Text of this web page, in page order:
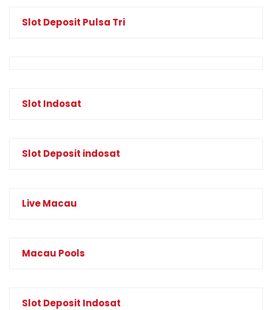
Slot Deposit Pulsa Tri
Slot Indosat
Slot Deposit indosat
Live Macau
Macau Pools
Slot Deposit Indosat